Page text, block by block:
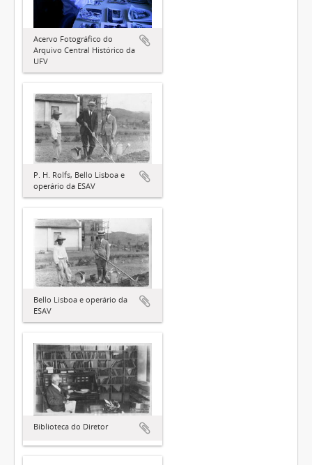
Acervo Fotográfico do
Arquivo Central Histórico da
UFV
P. H. Rolfs, Bello Lisboa e
operário da ESAV
Bello Lisboa e operário da
ESAV
Biblioteca do Diretor